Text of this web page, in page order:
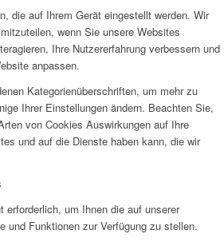
die auf Ihrem Gerät eingestellt werden. Wir
wenn Sie unsere Websites
Ihre Nutzererfahrung verbessern und
anpassen.
Kategorienüberschriften, um mehr zu
Ihrer Einstellungen ändern. Beachten Sie,
von Cookies Auswirkungen auf Ihre
und auf die Dienste haben kann, die wir
erforderlich, um Ihnen die auf unserer
und Funktionen zur Verfügung zu stellen.